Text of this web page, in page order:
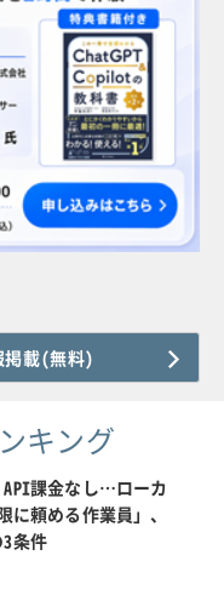
掲載(無料)
キング
API課金なし…ローカ
に頼める作業員」、
条件